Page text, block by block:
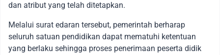
dan atribut yang telah ditetapkan.
Melalui surat edaran tersebut, pemerintah berharap
seluruh satuan pendidikan dapat mematuhi ketentuan
yang berlaku sehingga proses penerimaan peserta didik